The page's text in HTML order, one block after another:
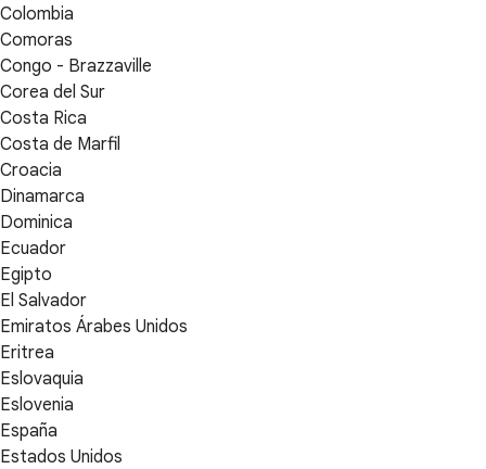
Colombia
Comoras
Congo - Brazzaville
Corea del Sur
Costa Rica
Costa de Marfil
Croacia
Dinamarca
Dominica
Ecuador
Egipto
El Salvador
Emiratos Árabes Unidos
Eritrea
Eslovaquia
Eslovenia
España
Estados Unidos